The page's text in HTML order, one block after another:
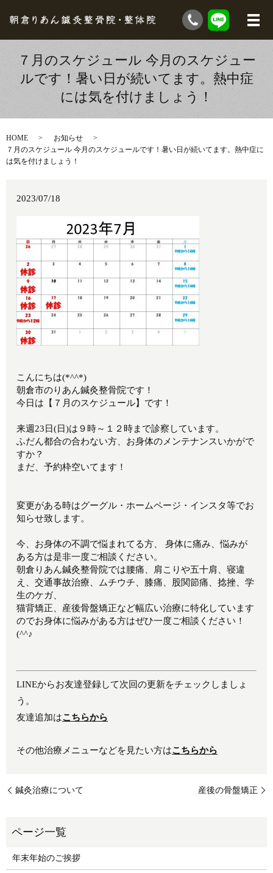
７月のスケジュール 今月のスケジュー
ルです！暑い日が続いてます。熱中症
には気を付けましょう！
HOME
お知らせ
７月のスケジュール 今月のスケジュールです！暑い日が続いてます。熱中症に
は気を付けましょう！
2023/07/18
こんにちは(*^^*)
朝倉市のりあん鍼灸整骨院です！
今日は【７月のスケジュール】です！
来週23日(日)は９時～１２時まで診察しています。
ふだん都合の合わない方、お身体のメンテナンスいかがで
すか？
まだ、予約枠空いてます！
変更がある時はグーグル・ホームページ・インスタ等でお
知らせ致します。
今、お身体の不調で悩まれてる方、 身体に痛み、悩みが
ある方は是非一度ご相談ください。
朝倉りあん鍼灸整骨院では腰痛、肩こりや五十肩、寝違
え、交通事故治療、ムチウチ、膝痛、股関節痛、捻挫、学
生のケガ、
猫背矯正、産後骨盤矯正など幅広い治療に特化しています
のでお身体に悩みがある方はぜひ一度ご相談ください！
(^^♪
LINEからお友達登録して次回の更新をチェックしましょ
う。
友達追加はこちらから
その他治療メニューなどを見たい方はこちらから
鍼灸治療について 産後の骨盤矯正
年末年始のご挨拶